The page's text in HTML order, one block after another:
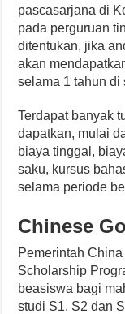
pascasarjana di
pada perguruan
ditentukan, jika
akan
selama 1 tahun di
Terdapat banyak
dapatkan, mulai
biaya tinggal,
saku, kursus
selama periode
Chinese
Pemerintah
Scholarship
beasiswa bagi
studi S1, S2 dan